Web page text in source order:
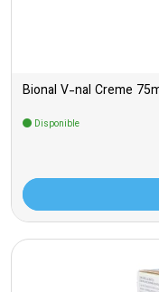
Bional V-nal Creme
Disponible